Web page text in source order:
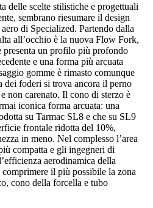
delle scelte stilistiche e progettuali
sembrano riesumare il design
di Specialized. Partendo dalla
all’occhio è la nuova Flow Fork,
presenta un profilo più profondo
e una forma più arcuata
gomme è rimasto comunque
dei foderi si trova ancora il perno
non carenato. Il cono di sterzo è
iconica forma arcuata: una
su Tarmac SL8 e che su SL9
frontale ridotta del 10%,
in meno. Nel complesso l’area
compatta e gli ingegneri di
aerodinamica della
il più possibile la zona
cono della forcella e tubo